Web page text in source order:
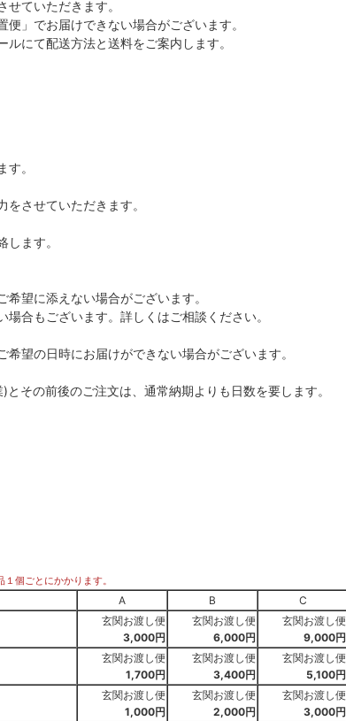
ていただきます。
お届けできない場合がございます。
送方法と送料をご案内します。
。
させていただきます。
ます。
望に添えない場合がございます。
合もございます。詳しくはご相談ください。
望の日時にお届けができない場合がございます。
その前後のご注文は、通常納期よりも日数を要します。
個ごとにかかります。
A B C
玄関お渡し便
3,000円
玄関お渡し便
6,000円
玄関お渡し便
9,000円
玄関お渡し便
1,700円
玄関お渡し便
3,400円
玄関お渡し便
5,100円
玄関お渡し便
1,000円
玄関お渡し便
2,000円
玄関お渡し便
3,000円